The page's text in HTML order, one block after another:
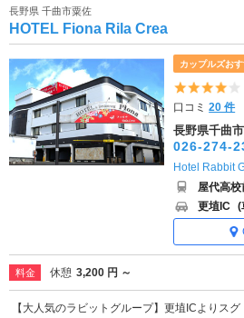
長野県 千曲市粟佐
HOTEL Fiona Rila Crea
カップルズお
口コミ20 件
長野県千曲
026-274-
Hotel Rabbit
屋代高
更埴IC (
料金 休憩 3,200 円 ～
【大人気のラビットグループ】更埴ICよりス